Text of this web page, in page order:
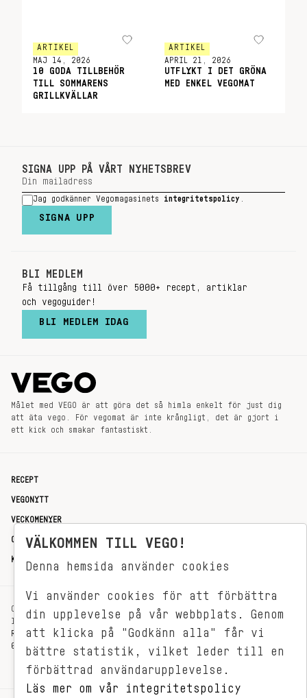
ARTIKEL
MAJ 14, 2026
10 GODA TILLBEHÖR
TILL SOMMARENS
GRILLKVÄLLAR
ARTIKEL
APRIL 21, 2026
UTFLYKT I DET GRÖNA
MED ENKEL VEGOMAT
SIGNA UPP PÅ VÅRT NYHETSBREV
Jag godkänner Vegomagasinets integritetspolicy
SIGNA UPP
BLI MEDLEM
Få tillgång till över 5000+ recept, artiklar
och vegoguider!
BLI MEDLEM IDAG
Målet med VEGO är att göra det så himla enkelt för just dig
att äta vego. För vegomat är inte krångligt, det är gjort i
ett kick och smakar fantastiskt.
RECEPT
VEGONYTT
VECKOMENYER
OM OSS
KONTAKT
OXENSTIERNSGATAN 33
114 27 STOCKHOLM
REDAKTIONEN@VEGOMAGASINET.SE
08-799 62 01
VÄLKOMMEN TILL VEGO!
Denna hemsida använder cookies
Vi använder cookies för att förbättra
din upplevelse på vår webbplats. Genom
att klicka på "Godkänn alla" får vi
bättre statistik, vilket leder till en
förbättrad användarupplevelse.
Läs mer om vår integritetspolicy